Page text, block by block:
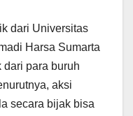
dari Universitas
Harsa Sumarta
para buruh
aksi
secara bijak bisa